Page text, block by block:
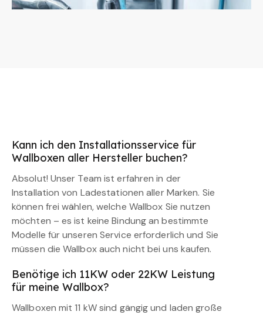
Kann ich den Installationsservice für
Wallboxen aller Hersteller buchen?
Absolut! Unser Team ist erfahren in der
Installation von Ladestationen aller Marken. Sie
können frei wählen, welche Wallbox Sie nutzen
möchten – es ist keine Bindung an bestimmte
Modelle für unseren Service erforderlich und Sie
müssen die Wallbox auch nicht bei uns kaufen.
Benötige ich 11KW oder 22KW Leistung
für meine Wallbox?
Wallboxen mit 11 kW sind gängig und laden große